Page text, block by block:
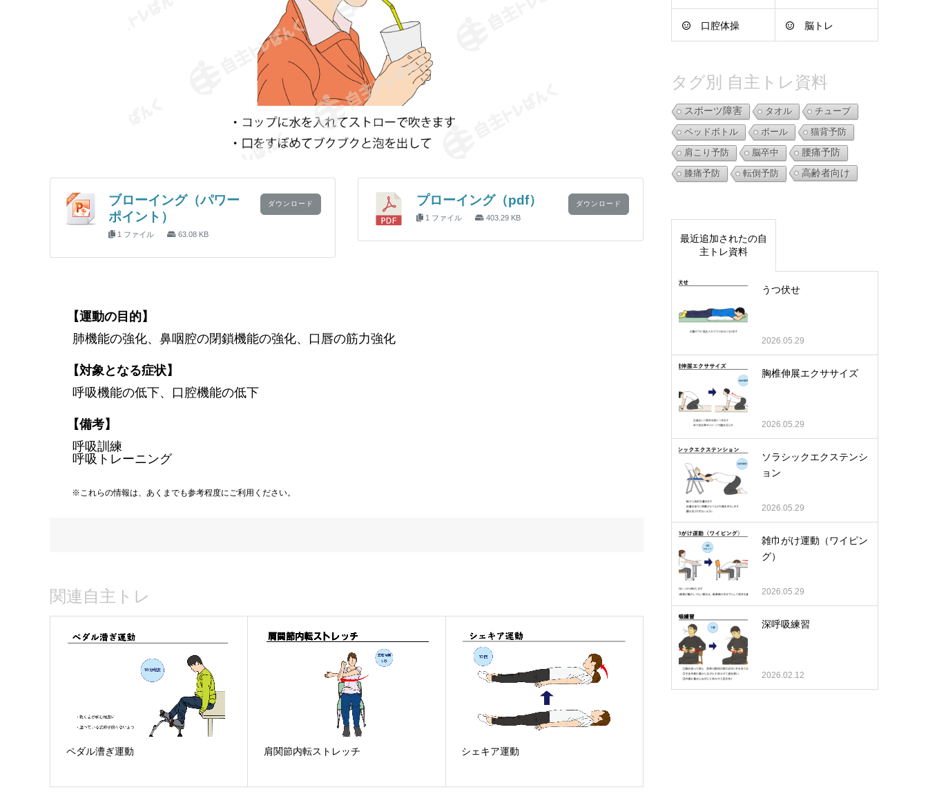
ブローイング（パワー
ポイント）
1 ファイル 63.08 KB
ダウンロード プローイング（pdf）
1 ファイル 403.29 KB
ダウンロード
【運動の目的】
肺機能の強化、鼻咽腔の閉鎖機能の強化、口唇の筋力強化
【対象となる症状】
呼吸機能の低下、口腔機能の低下
【備考】
呼吸訓練
呼吸トレーニング
※これらの情報は、あくまでも参考程度にご利用ください。
関連自主トレ
ペダル漕ぎ運動 肩関節内転ストレッチ シェキア運動
口腔体操 脳トレ
タグ別 自主トレ資料
スポーツ障害 タオル
チューブ
ペッドボトル
ボール
猫背予防
肩こり予防
脳卒中
腰痛予防
膝痛予防
転倒予防 高齢者向け
最近追加されたの自
主トレ資料
うつ伏せ
2026.05.29
胸椎伸展エクササイズ
2026.05.29
ソラシックエクステンシ
ョン
2026.05.29
雑巾がけ運動（ワイピン
グ）
2026.05.29
深呼吸練習
2026.02.12